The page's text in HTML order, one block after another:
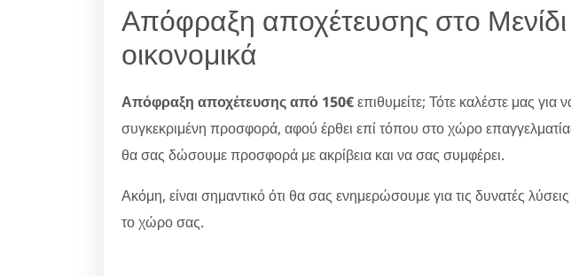
Απόφραξη αποχέτευσης στο
οικονομικά
Απόφραξη αποχέτευσης από 150€επιθυμείτε; Τότε καλέστε μας
συγκεκριμένη προσφορά, αφού έρθει επί τόπου στο χώρο
θα σας δώσουμε προσφορά με ακρίβεια και να σας συμφέρει.
Ακόμη, είναι σημαντικό ότι θα σας ενημερώσουμε για τις δυνατές
το χώρο σας.